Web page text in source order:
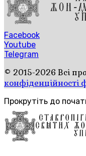
Facebook
Youtube
Telegram
© 2015-2026 Всі
конфіденційності
Прокрутіть до